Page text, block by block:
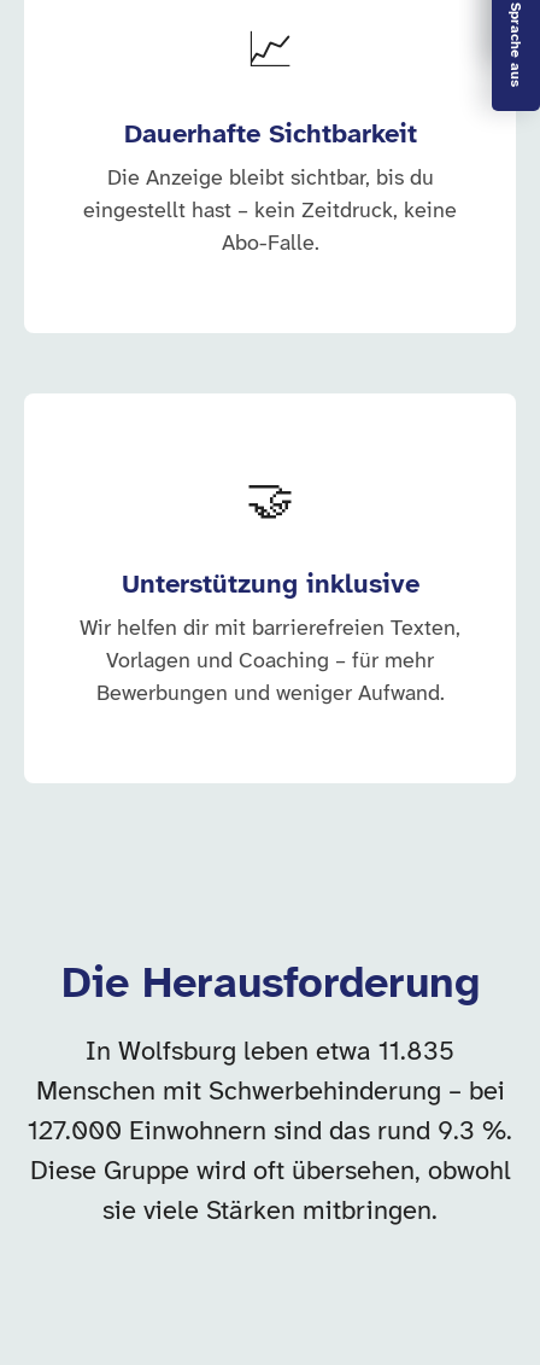
📈
Dauerhafte Sichtbarkeit
Die Anzeige bleibt sichtbar, bis du
eingestellt hast – kein Zeitdruck, keine
Abo-Falle.
🤝
Unterstützung inklusive
Wir helfen dir mit barrierefreien Texten,
Vorlagen und Coaching – für mehr
Bewerbungen und weniger Aufwand.
Die Herausforderung
In Wolfsburg leben etwa 11.835
Menschen mit Schwerbehinderung – bei
127.000 Einwohnern sind das rund 9.3 %.
Diese Gruppe wird oft übersehen, obwohl
sie viele Stärken mitbringen.